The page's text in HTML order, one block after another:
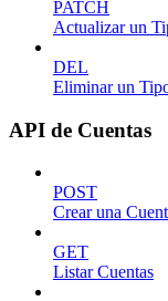
PATCH
Actualizar un
DEL
Eliminar un
API de Cuentas
POST
Crear una
GET
Listar Cuentas